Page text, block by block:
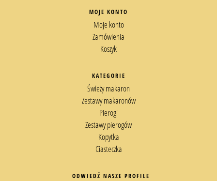
MOJE KONTO
Moje konto
Zamówienia
Koszyk
KATEGORIE
Świeży makaron
Zestawy makaronów
Pierogi
Zestawy pierogów
Kopytka
Ciasteczka
ODWIEDŹ NASZE PROFILE